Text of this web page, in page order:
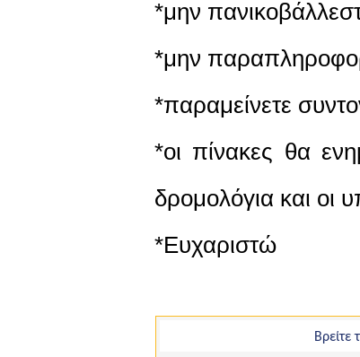
*μην
*μην
*παραμείνετε
*οι πίνακες θα
δρομολόγια και οι
*Ευχαριστώ